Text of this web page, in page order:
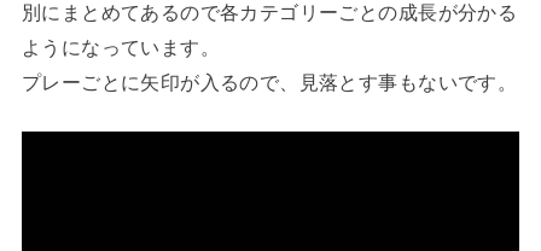
別にまとめてあるので各カテゴリーごとの成長が分かる
ようになっています。
プレーごとに矢印が入るので、見落とす事もないです。